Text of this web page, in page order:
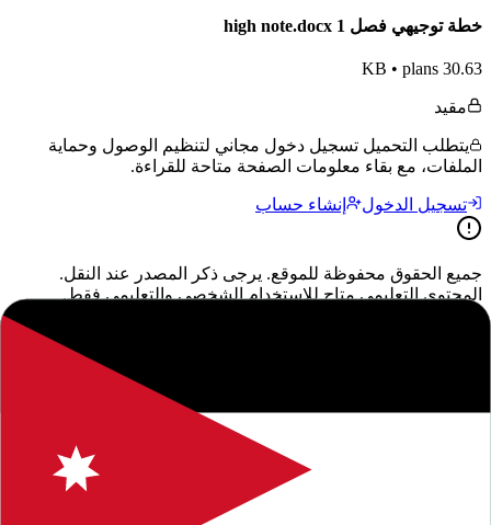
خطة توجيهي فصل 1 high note.docx
30.63 KB
• plans
مقيد
يتطلب التحميل تسجيل دخول مجاني لتنظيم الوصول وحماية
الملفات، مع بقاء معلومات الصفحة متاحة للقراءة.
تسجيل الدخول إنشاء حساب
جميع الحقوق محفوظة للموقع. يرجى ذكر المصدر عند النقل.
المحتوى التعليمي متاح للاستخدام الشخصي والتعليمي فقط.
يقدم لكم موقعنا هذا المحتوى المتميز بعنوان
ضمن قسم
اللغة الإنجليزية - الفصل
، وهو جزء من الموارد التعليمية الشاملة التي نوفرها
للطلاب والمعلمين للعام الدراسي